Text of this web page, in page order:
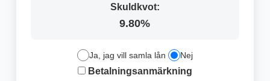
Skuldkvot:
9.80%
Ja, jag vill samla lån Nej
Betalningsanmärkning